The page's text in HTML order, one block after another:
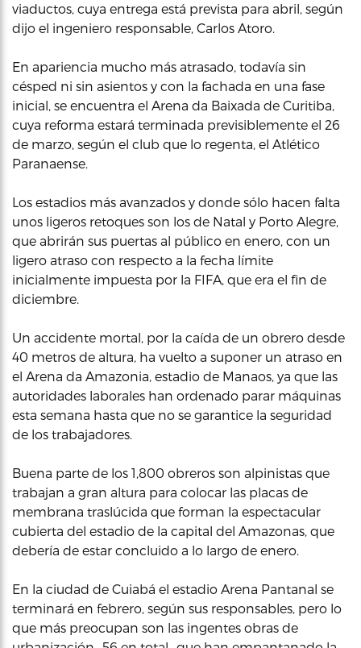
viaductos, cuya entrega está prevista para abril, según
dijo el ingeniero responsable, Carlos Atoro.
En apariencia mucho más atrasado, todavía sin
césped ni sin asientos y con la fachada en una fase
inicial, se encuentra el Arena da Baixada de Curitiba,
cuya reforma estará terminada previsiblemente el 26
de marzo, según el club que lo regenta, el Atlético
Paranaense.
Los estadios más avanzados y donde sólo hacen falta
unos ligeros retoques son los de Natal y Porto Alegre,
que abrirán sus puertas al público en enero, con un
ligero atraso con respecto a la fecha límite
inicialmente impuesta por la FIFA, que era el fin de
diciembre.
Un accidente mortal, por la caída de un obrero desde
40 metros de altura, ha vuelto a suponer un atraso en
el Arena da Amazonia, estadio de Manaos, ya que las
autoridades laborales han ordenado parar máquinas
esta semana hasta que no se garantice la seguridad
de los trabajadores.
Buena parte de los 1,800 obreros son alpinistas que
trabajan a gran altura para colocar las placas de
membrana traslúcida que forman la espectacular
cubierta del estadio de la capital del Amazonas, que
debería de estar concluido a lo largo de enero.
En la ciudad de Cuiabá el estadio Arena Pantanal se
terminará en febrero, según sus responsables, pero lo
que más preocupan son las ingentes obras de